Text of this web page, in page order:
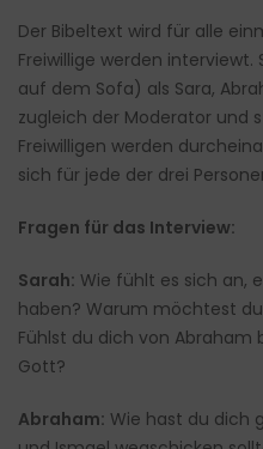
Der Bibeltext wird für alle
Freiwillige werden interviewt.
auf dem Sofa) als Sara,
zugleich der Moderator und
Freiwilligen werden
sich für jede der drei
Fragen für das Interview:
Sarah: Wie fühlt es sich an,
haben? Warum möchtest
Fühlst du dich von
Gott?
Abraham: Wie hast du dich